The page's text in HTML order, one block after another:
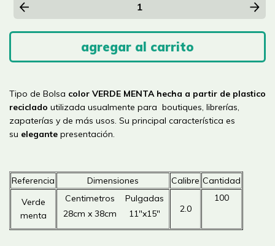
Tipo de Bolsa color VERDE MENTA hecha a partir de plastico
reciclado utilizada usualmente para boutiques, librerías,
zapaterías y de más usos. Su principal característica es
su elegante presentación.
Referencia Dimensiones Calibre Cantidad
Verde
menta
Centimetros
Pulgadas
28cm x 38cm
11"x15" 2.0
100